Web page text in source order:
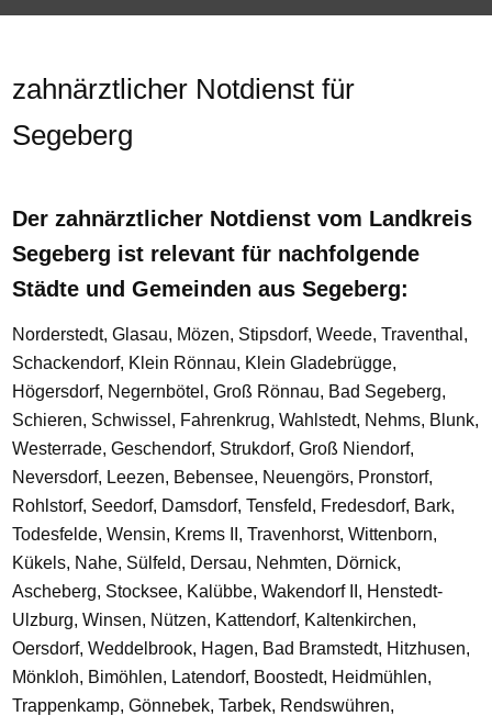
zahnärztlicher Notdienst für
Segeberg
Der zahnärztlicher Notdienst vom Landkreis
Segeberg ist relevant für nachfolgende
Städte und Gemeinden aus Segeberg:
Norderstedt, Glasau, Mözen, Stipsdorf, Weede, Traventhal,
Schackendorf, Klein Rönnau, Klein Gladebrügge,
Högersdorf, Negernbötel, Groß Rönnau, Bad Segeberg,
Schieren, Schwissel, Fahrenkrug, Wahlstedt, Nehms, Blunk,
Westerrade, Geschendorf, Strukdorf, Groß Niendorf,
Neversdorf, Leezen, Bebensee, Neuengörs, Pronstorf,
Rohlstorf, Seedorf, Damsdorf, Tensfeld, Fredesdorf, Bark,
Todesfelde, Wensin, Krems II, Travenhorst, Wittenborn,
Kükels, Nahe, Sülfeld, Dersau, Nehmten, Dörnick,
Ascheberg, Stocksee, Kalübbe, Wakendorf II, Henstedt-
Ulzburg, Winsen, Nützen, Kattendorf, Kaltenkirchen,
Oersdorf, Weddelbrook, Hagen, Bad Bramstedt, Hitzhusen,
Mönkloh, Bimöhlen, Latendorf, Boostedt, Heidmühlen,
Trappenkamp, Gönnebek, Tarbek, Rendswühren,